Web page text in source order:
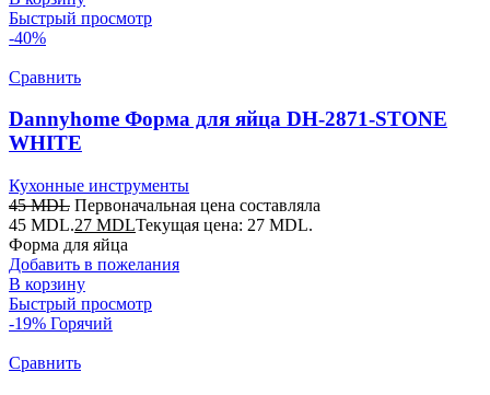
Быстрый просмотр
-40%
Сравнить
Dannyhome Форма для яйца DH-2871-STONE
WHITE
Кухонные инструменты
45MDL Первоначальная цена составляла
45 MDL.27 MDLТекущая цена: 27 MDL.
Форма для яйца
Добавить в пожелания
В корзину
Быстрый просмотр
-19% Горячий
Сравнить